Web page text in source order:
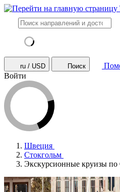
ru / USD Поиск
Войти
Швеция
Стокгольм
Экскурсионные круизы по